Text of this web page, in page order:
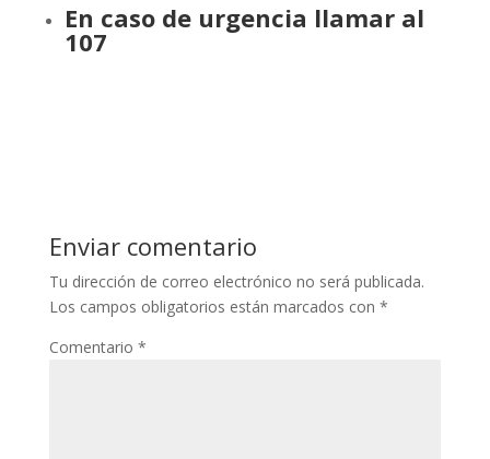
En caso de urgencia llamar al
107
Enviar comentario
Tu dirección de correo electrónico no será publicada.
Los campos obligatorios están marcados con *
Comentario *